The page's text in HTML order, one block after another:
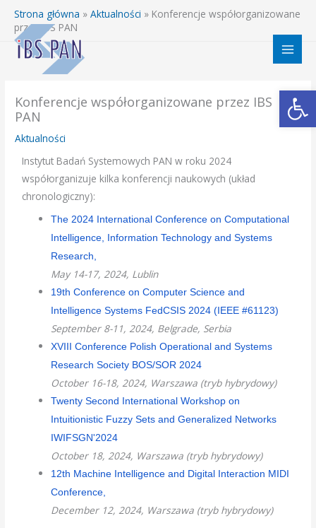
Przejdź
treści
Strona główna » Aktualności » Konferencje współorganizowane
przez IBS PAN
Konferencje współorganizowane przez IBS
PAN
Aktualności
Instytut Badań Systemowych PAN w roku 2024
współorganizuje kilka konferencji naukowych (układ
chronologiczny):
The 2024 International Conference on Computational
Intelligence, Information Technology and Systems
Research,
May 14-17, 2024, Lublin
19th Conference on Computer Science and
Intelligence Systems FedCSIS 2024 (IEEE #61123)
September 8-11, 2024, Belgrade, Serbia
XVIII Conference Polish Operational and Systems
Research Society BOS/SOR 2024
October 16-18, 2024, Warszawa (tryb hybrydowy)
Twenty Second International Workshop on
Intuitionistic Fuzzy Sets and Generalized Networks
IWIFSGN'2024
October 18, 2024, Warszawa (tryb hybrydowy)
12th Machine Intelligence and Digital Interaction MIDI
Conference,
December 12, 2024, Warszawa (tryb hybrydowy)